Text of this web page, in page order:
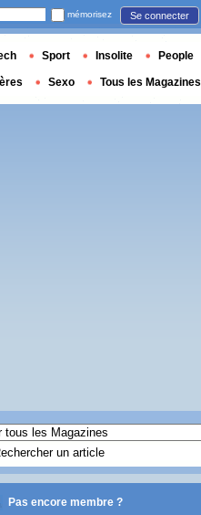
Pas encore membre ?
mémorisez Se connecter
Sport Insolite People
Sexo Tous les Magazines